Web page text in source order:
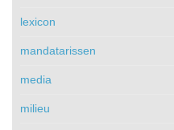
lexicon
mandatarissen
media
milieu